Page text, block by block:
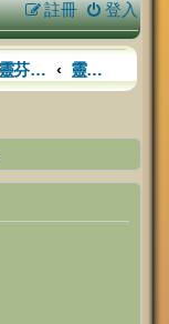
登入
註冊
心靈芬多精 靈異-百鬼夜行卷